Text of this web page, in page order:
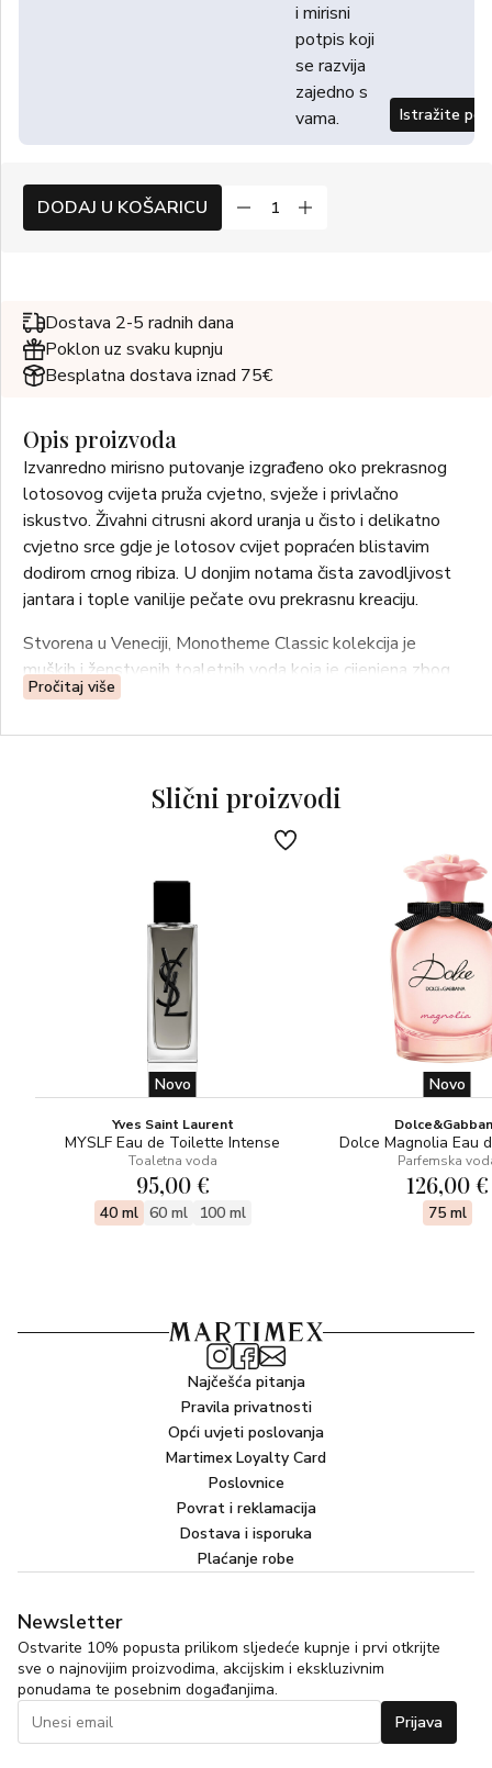
i mirisni
potpis koji
se razvija
zajedno s
vama.
Istražite
DODAJ U KOŠARICU
Dostava 2-5 radnih dana
Poklon uz svaku kupnju
Besplatna dostava iznad 75€
Opis proizvoda
Izvanredno mirisno putovanje izgrađeno oko prekrasnog
lotosovog cvijeta pruža cvjetno, svježe i privlačno
iskustvo. Živahni citrusni akord uranja u čisto i delikatno
cvjetno srce gdje je lotosov cvijet popraćen blistavim
dodirom crnog ribiza. U donjim notama čista zavodljivost
jantara i tople vanilije pečate ovu prekrasnu kreaciju.
Stvorena u Veneciji, Monotheme Classic kolekcija je
muških i ženstvenih toaletnih voda koja je cijenjena zbog
svoje visoke kvalitete i klasično elegantnog stila te zbog
prate prolazne, uvijek nestalne najnovije trendove,
preferiraju vječnu eleganciju. Elegancija se nepogrešivo
očituje iu staklenim bočicama od 100 ml, dizajnom koji
znalački ističe plemeniti karakter mirisa, a ujedno je i
prepoznatljiv element linije. Jedinstveni karakter sastojka
postaje element dizajna.
Pročitaj više
Slični proizvodi
Novo
Yves Saint Laurent
MYSLF Eau de Toilette Intense
Toaletna voda
95,00 €
40 ml 60 ml 100 ml
Novo
Dolce Magnolia Eau
Parfemska
126,00 €
75 ml
Najčešća pitanja
Pravila privatnosti
Opći uvjeti poslovanja
Martimex Loyalty Card
Poslovnice
Povrat i reklamacija
Dostava i isporuka
Plaćanje robe
Newsletter
Ostvarite 10% popusta prilikom sljedeće kupnje i prvi otkrijte
sve o najnovijim proizvodima, akcijskim i ekskluzivnim
ponudama te posebnim događanjima.
Prijava